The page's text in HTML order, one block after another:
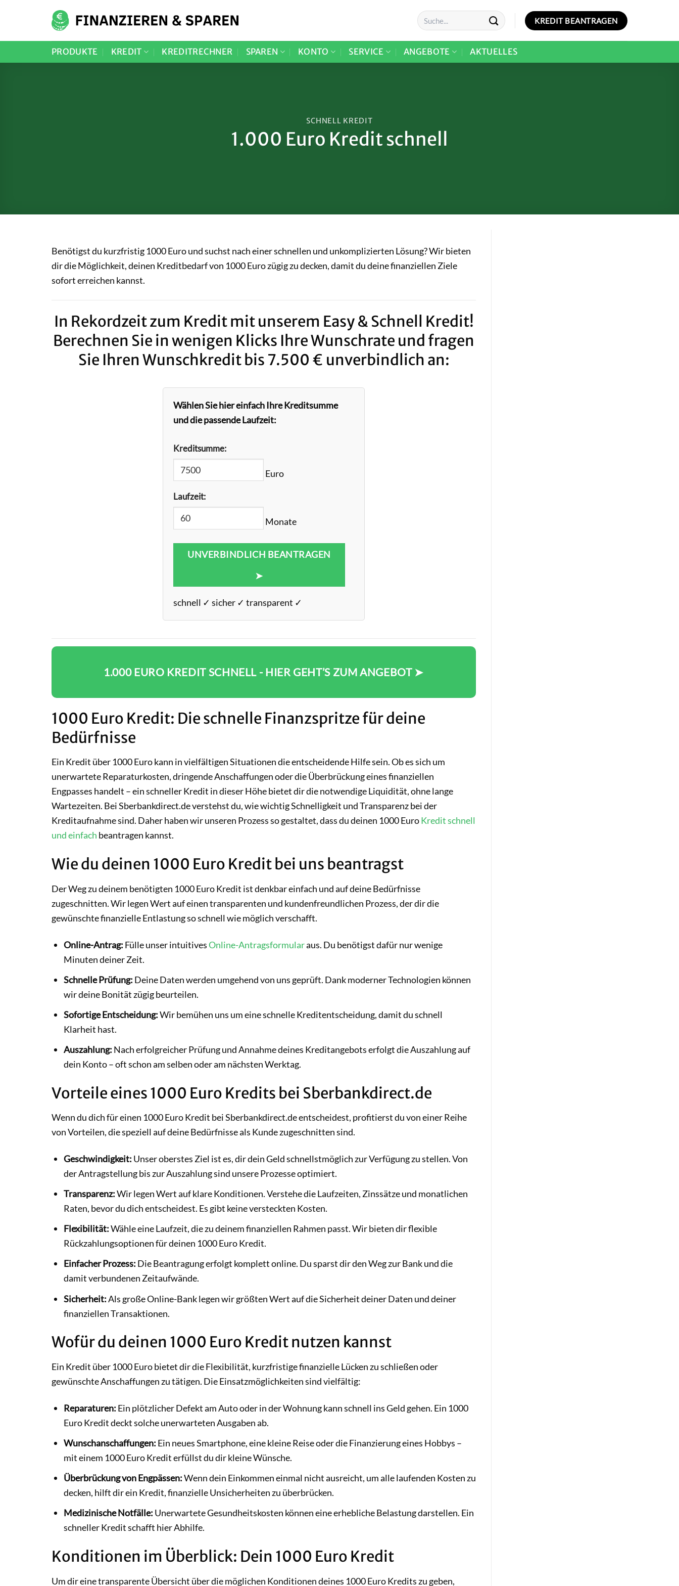
KREDIT BEANTRAGEN
PRODUKTE KREDIT KREDITRECHNER SPAREN KONTO SERVICE ANGEBOTE AKTUELLES
SCHNELL KREDIT
1.000 Euro Kredit schnell
Benötigst du kurzfristig 1000 Euro und suchst nach einer schnellen und unkomplizierten Lösung? Wir bieten
dir die Möglichkeit, deinen Kreditbedarf von 1000 Euro zügig zu decken, damit du deine finanziellen Ziele
sofort erreichen kannst.
In Rekordzeit zum Kredit mit unserem Easy & Schnell Kredit!
Berechnen Sie in wenigen Klicks Ihre Wunschrate und fragen
Sie Ihren Wunschkredit bis 7.500 € unverbindlich an:
Wählen Sie hier einfach Ihre Kreditsumme
und die passende Laufzeit:
Kreditsumme:
Euro
Laufzeit:
Monate
UNVERBINDLICH BEANTRAGEN
➤
schnell ✓ sicher ✓ transparent ✓
1.000 EURO KREDIT SCHNELL - HIER GEHT’S ZUM ANGEBOT ➤
1000 Euro Kredit: Die schnelle Finanzspritze für deine
Bedürfnisse
Ein Kredit über 1000 Euro kann in vielfältigen Situationen die entscheidende Hilfe sein. Ob es sich um
unerwartete Reparaturkosten, dringende Anschaffungen oder die Überbrückung eines finanziellen
Engpasses handelt – ein schneller Kredit in dieser Höhe bietet dir die notwendige Liquidität, ohne lange
Wartezeiten. Bei Sberbankdirect.de verstehst du, wie wichtig Schnelligkeit und Transparenz bei der
Kreditaufnahme sind. Daher haben wir unseren Prozess so gestaltet, dass du deinen 1000 EuroKredit schnell
und einfach beantragen kannst.
Wie du deinen 1000 Euro Kredit bei uns beantragst
Der Weg zu deinem benötigten 1000 Euro Kredit ist denkbar einfach und auf deine Bedürfnisse
zugeschnitten. Wir legen Wert auf einen transparenten und kundenfreundlichen Prozess, der dir die
gewünschte finanzielle Entlastung so schnell wie möglich verschafft.
Online-Antrag: Fülle unser intuitivesOnline-Antragsformularaus. Du benötigst dafür nur wenige
Minuten deiner Zeit.
Schnelle Prüfung: Deine Daten werden umgehend von uns geprüft. Dank moderner Technologien können
wir deine Bonität zügig beurteilen.
Sofortige Entscheidung:Wir bemühen uns um eine schnelle Kreditentscheidung, damit du schnell
Klarheit hast.
Auszahlung: Nach erfolgreicher Prüfung und Annahme deines Kreditangebots erfolgt die Auszahlung auf
dein Konto – oft schon am selben oder am nächsten Werktag.
Vorteile eines 1000 Euro Kredits bei Sberbankdirect.de
Wenn du dich für einen 1000 Euro Kredit bei Sberbankdirect.de entscheidest, profitierst du von einer Reihe
von Vorteilen, die speziell auf deine Bedürfnisse als Kunde zugeschnitten sind.
Geschwindigkeit: Unser oberstes Ziel ist es, dir dein Geld schnellstmöglich zur Verfügung zu stellen. Von
der Antragstellung bis zur Auszahlung sind unsere Prozesse optimiert.
Transparenz:Wir legen Wert auf klare Konditionen. Verstehe die Laufzeiten, Zinssätze und monatlichen
Raten, bevor du dich entscheidest. Es gibt keine versteckten Kosten.
Flexibilität:Wähle eine Laufzeit, die zu deinem finanziellen Rahmen passt. Wir bieten dir flexible
Rückzahlungsoptionen für deinen 1000 Euro Kredit.
Einfacher Prozess: Die Beantragung erfolgt komplett online. Du sparst dir den Weg zur Bank und die
damit verbundenen Zeitaufwände.
Sicherheit:Als große Online-Bank legen wir größten Wert auf die Sicherheit deiner Daten und deiner
finanziellen Transaktionen.
Wofür du deinen 1000 Euro Kredit nutzen kannst
Ein Kredit über 1000 Euro bietet dir die Flexibilität, kurzfristige finanzielle Lücken zu schließen oder
gewünschte Anschaffungen zu tätigen. Die Einsatzmöglichkeiten sind vielfältig:
Reparaturen: Ein plötzlicher Defekt am Auto oder in der Wohnung kann schnell ins Geld gehen. Ein 1000
Euro Kredit deckt solche unerwarteten Ausgaben ab.
Wunschanschaffungen: Ein neues Smartphone, eine kleine Reise oder die Finanzierung eines Hobbys –
mit einem 1000 Euro Kredit erfüllst du dir kleine Wünsche.
Überbrückung von Engpässen:Wenn dein Einkommen einmal nicht ausreicht, um alle laufenden Kosten zu
decken, hilft dir ein Kredit, finanzielle Unsicherheiten zu überbrücken.
Medizinische Notfälle: Unerwartete Gesundheitskosten können eine erhebliche Belastung darstellen. Ein
schneller Kredit schafft hier Abhilfe.
Konditionen im Überblick: Dein 1000 Euro Kredit
Um dir eine transparente Übersicht über die möglichen Konditionen deines 1000 Euro Kredits zu geben,